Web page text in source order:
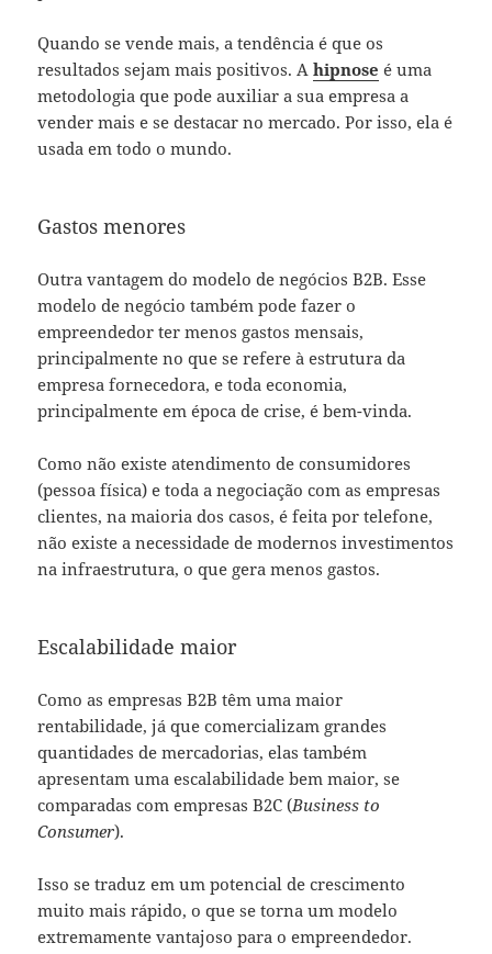
Quando se vende mais, a tendência é que os
resultados sejam mais positivos. Ahipnose é uma
metodologia que pode auxiliar a sua empresa a
vender mais e se destacar no mercado. Por isso, ela é
usada em todo o mundo.
Gastos menores
Outra vantagem do modelo de negócios B2B. Esse
modelo de negócio também pode fazer o
empreendedor ter menos gastos mensais,
principalmente no que se refere à estrutura da
empresa fornecedora, e toda economia,
principalmente em época de crise, é bem-vinda.
Como não existe atendimento de consumidores
(pessoa física) e toda a negociação com as empresas
clientes, na maioria dos casos, é feita por telefone,
não existe a necessidade de modernos investimentos
na infraestrutura, o que gera menos gastos.
Escalabilidade maior
Como as empresas B2B têm uma maior
rentabilidade, já que comercializam grandes
quantidades de mercadorias, elas também
apresentam uma escalabilidade bem maior, se
comparadas com empresas B2C (Business to
Consumer).
Isso se traduz em um potencial de crescimento
muito mais rápido, o que se torna um modelo
extremamente vantajoso para o empreendedor.